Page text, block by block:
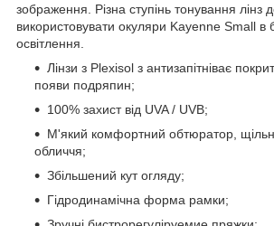
зображення. Різна ступінь тонування лінз
використовувати окуляри Kayenne Small в
освітлення.
Лінзи з Plexisol з антизапітніває
появи подряпин;
100% захист від UVA / UVB;
М'який комфортний обтюратор,
обличчя;
Збільшений кут огляду;
Гідродинамічна форма рамки;